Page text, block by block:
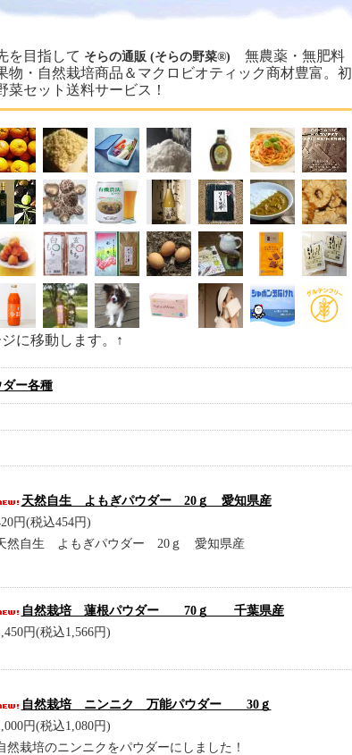
を目指して そらの通販 (そらの野菜®)
無農薬・無肥料
物・自然栽培商品＆マクロビオティック商材豊富。初
菜セット送料サービス！
に移動します。↑
ー各種
天然自生 よもぎパウダー 20ｇ 愛知県産
円(税込454円)
然自生 よもぎパウダー 20ｇ 愛知県産
自然栽培 蓮根パウダー 70ｇ 千葉県産
円(税込1,566円)
自然栽培 ニンニク 万能パウダー 30ｇ
円(税込1,080円)
然栽培のニンニクをパウダーにしました！